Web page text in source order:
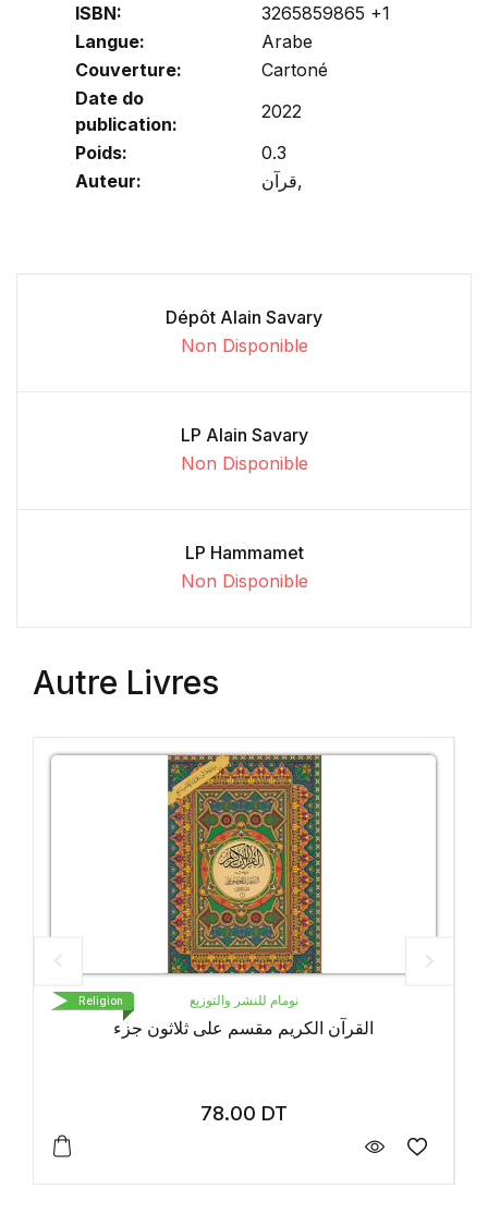
ISBN:
3265859865 +1
Langue:
Arabe
Couverture:
Cartoné
Date do
publication:
2022
Poids:
0.3
Auteur:
قرآن,
Dépôt Alain Savary
Non Disponible
LP Alain Savary
Non Disponible
LP Hammamet
Non Disponible
Autre Livres
نومام للنشر والتوزيع
القرآن الكريم مقسم على